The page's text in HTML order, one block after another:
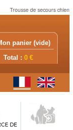
Trousse de secours chien
panier (vide)
Total : 0 €
DE